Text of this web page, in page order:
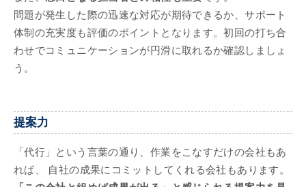
問題が発生した際の迅速な対応が期待できるか、サポート
体制の充実度も評価のポイントとなります。初回の打ち合
わせでコミュニケーションが円滑に取れるか確認しましょ
う。
提案力
「代行」という言葉の通り、作業をこなすだけの会社もあ
れば、 自社の成果にコミットしてくれる会社もあります。